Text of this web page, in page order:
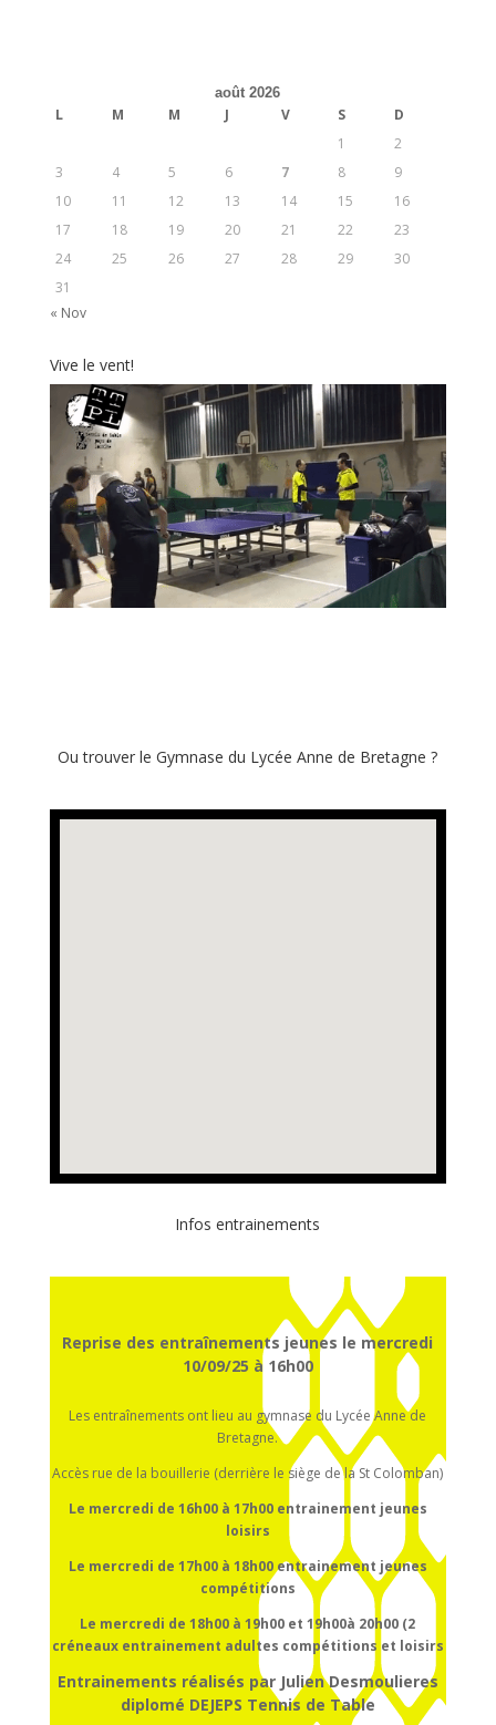
août 2026
L M M J V S
D
1
2
3
4 5 6 7 8
9
10
11 12 13 14 15
16
17
18 19 20 21 22
23
24
25 26 27 28 29
30
31
« Nov
Vive le vent!
Ou trouver le Gymnase du Lycée Anne de Bretagne ?
Infos entrainements
Reprise des entraînements jeunes le mercredi
10/09/25 à 16h00
Les entraînements ont lieu au gymnase du Lycée Anne de
Bretagne.
Accès rue de la bouillerie (derrière le siège de la St Colomban)
Le mercredi de 16h00 à 17h00 entrainement jeunes
loisirs
Le mercredi de 17h00 à 18h00entrainement jeunes
compétitions
Le mercredi de 18h00 à 19h00 et 19h00à 20h00 (2
créneaux entrainement adultes compétitions et loisirs
Entrainements réalisés par Julien Desmoulieres
diplomé DEJEPS Tennis de Table